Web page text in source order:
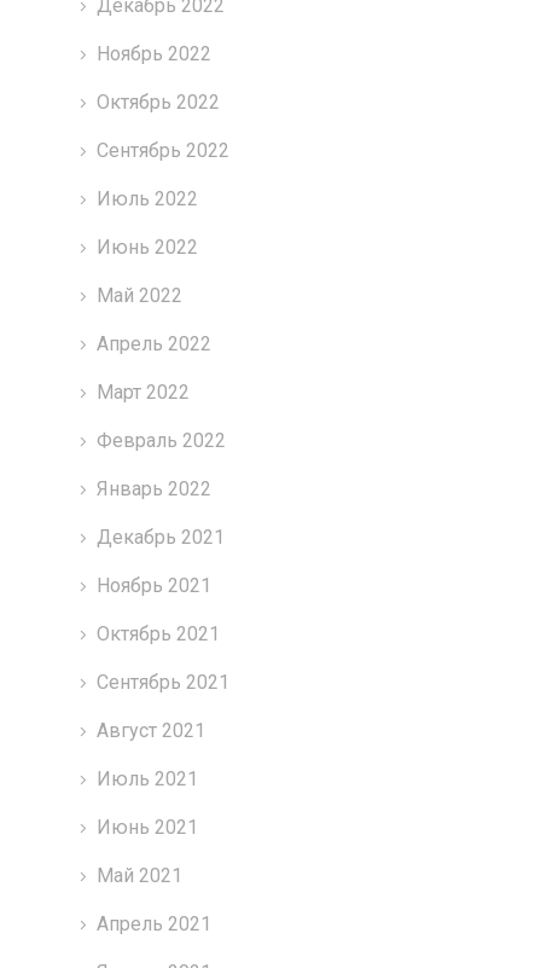
Декабрь 2022
Ноябрь 2022
Октябрь 2022
Сентябрь 2022
Июль 2022
Июнь 2022
Май 2022
Апрель 2022
Март 2022
Февраль 2022
Январь 2022
Декабрь 2021
Ноябрь 2021
Октябрь 2021
Сентябрь 2021
Август 2021
Июль 2021
Июнь 2021
Май 2021
Апрель 2021